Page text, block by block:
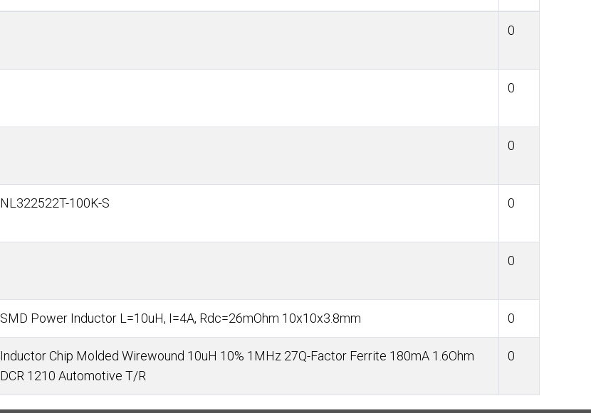
0
0
0
NL322522T-100K-S 0
0
SMD Power Inductor L=10uH, I=4A, Rdc=26mOhm 10x10x3.8mm 0
Inductor Chip Molded Wirewound 10uH 10% 1MHz 27Q-Factor Ferrite 180mA 1.6Ohm
DCR 1210 Automotive T/R
0